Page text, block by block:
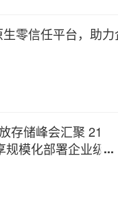
零信任平台，助
存储峰会汇聚 21
规模化部署企业级